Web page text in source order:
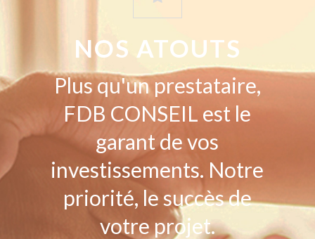
NOS ATOUTS
Plus qu'un prestataire,
FDB CONSEIL est le
garant de vos
investissements. Notre
priorité, le succès de
votre projet.